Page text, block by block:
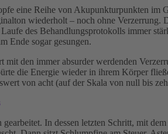
eine Reihe von Akupunkturpunkten im
wiederholt – noch ohne Verzerrung.
des Behandlungsprotokolls immer
Ende sogar gesungen.
den immer absurder werdenden
die Energie wieder in ihrem Körper
von acht (auf der Skala von null bis
In dessen letzten Schritt, mit